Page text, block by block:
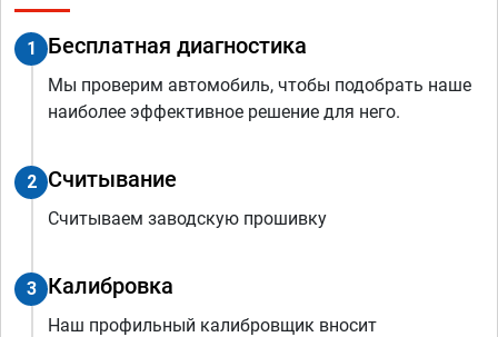
1 Бесплатная диагностика
Мы проверим автомобиль, чтобы подобрать наше
наиболее эффективное решение для него.
2 Считывание
Считываем заводскую прошивку
3 Калибровка
Наш профильный калибровщик вносит